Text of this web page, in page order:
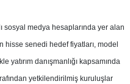
sosyal medya hesaplarında yer alan
hisse senedi hedef fiyatları, model
danışmanlığı kapsamında
yetkilendirilmiş kuruluşlar